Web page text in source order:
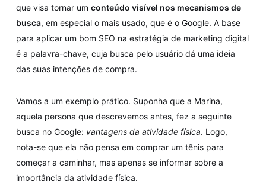
que visa tornar um conteúdo visível nos mecanismos de
busca, em especial o mais usado, que é o Google. A base
para aplicar um bom SEO na estratégia de marketing digital
é a palavra-chave, cuja busca pelo usuário dá uma ideia
das suas intenções de compra.
Vamos a um exemplo prático. Suponha que a Marina,
aquela persona que descrevemos antes, fez a seguinte
busca no Google: vantagens da atividade física. Logo,
nota-se que ela não pensa em comprar um tênis para
começar a caminhar, mas apenas se informar sobre a
importância da atividade física.